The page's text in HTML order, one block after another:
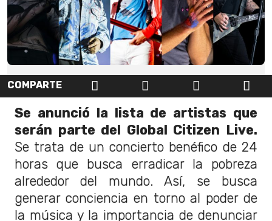
COMPARTE
Se anunció la lista de artistas que
serán parte del Global Citizen Live.
Se trata de un concierto benéfico de 24
horas que busca erradicar la pobreza
alrededor del mundo. Así, se busca
generar conciencia en torno al poder de
la música y la importancia de denunciar